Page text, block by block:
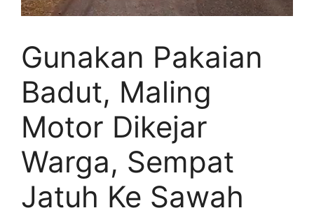
Gunakan Pakaian
Badut, Maling
Motor Dikejar
Warga, Sempat
Jatuh Ke Sawah